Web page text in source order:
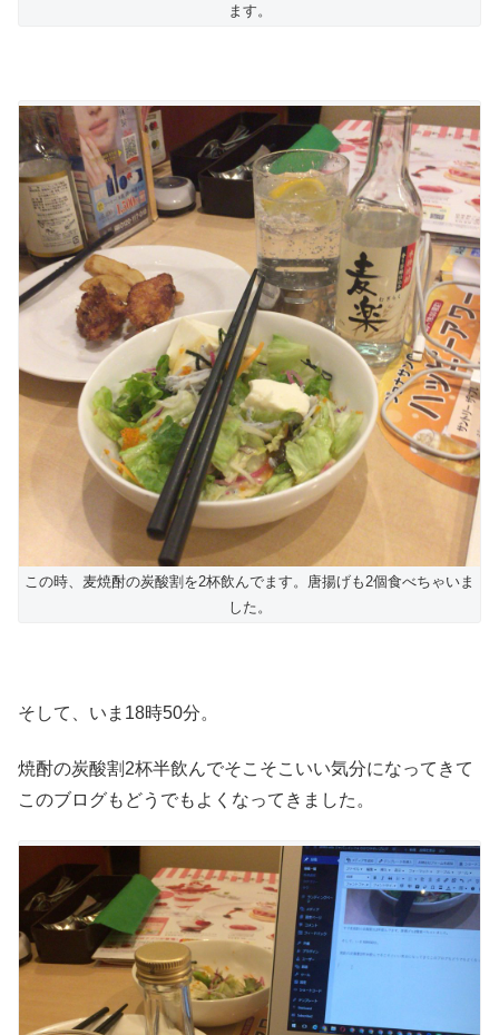
ます。
この時、麦焼酎の炭酸割を2杯飲んでます。唐揚げも2個食べちゃいま
した。
そして、いま18時50分。
焼酎の炭酸割2杯半飲んでそこそこいい気分になってきて
このブログもどうでもよくなってきました。